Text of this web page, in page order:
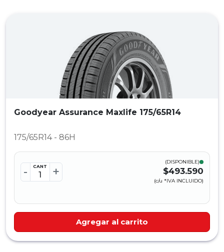
Goodyear Assurance Maxlife 175/65R14
175/65R14 - 86H
- CANT +
(DISPONIBLE)
$493.590
(c/u *IVA INCLUIDO)
Agregar al carrito